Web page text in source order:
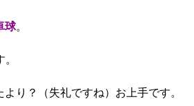
球。
り？（失礼ですね）お上手です。